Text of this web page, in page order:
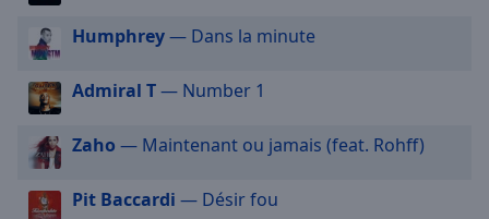
cancel
close
window.
Text
Générations Ninho
Générations Drill
Générations Dancehall
Générations TikTok
Humphrey— Dans la minute
Admiral T— Number 1
Zaho — Maintenant ou jamais (feat. Rohff)
Pit Baccardi — Désir fou